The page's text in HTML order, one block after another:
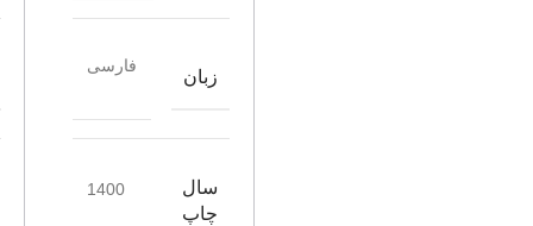
زبان
فارسی
سال
چاپ
1400